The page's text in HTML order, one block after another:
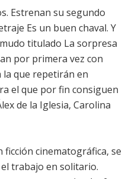
Estrenan su segundo
Es un buen chaval. Y
titulado La sorpresa
por primera vez con
la que repetirán en
el que por fin consiguen
de la Iglesia, Carolina
cinematográfica, se
trabajo en solitario.